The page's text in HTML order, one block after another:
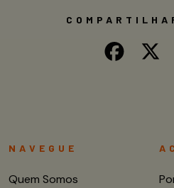
NAVEGUE
Quem Somos